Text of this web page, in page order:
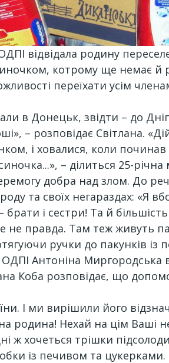
відвідала родину
котрому ще немає й
переїхати усім
в Донецьк, звідти – до
– розповідає Світлана.
і ховалися, коли починав
– ділиться 25-
добра над злом. До
та своїх негараздах: «Я
і сестри! Та й
правда. Там теж живуть
ручки до пакунків із
Антоніна Миргородська
Коба розповідає, що
І ми вирішили його
родина! Нехай на цім Ваші
ж хочеться трішки
із печивом та цукерками.